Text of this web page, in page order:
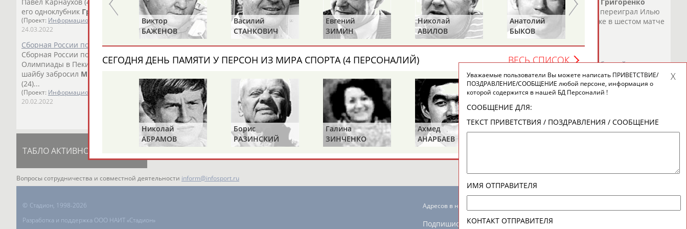
его одноклубник Григоренко отметился 100-й результативной передачей в лиге. ...
(Проект: Информационное агентство СТАДИОН)
24.03.2022
Сборная России по хоккею проиграла в финале Игр Олимпиады
Сборная России по хоккею проиграла команде Финляндии со счетом 1:2 в финале
Олимпиады в Пекине. У россиян шайбу забросил М... ...Олимпиады в Пекине. У россиян
шайбу забросил Михаил
(24)...
(Проект: Информационное агентство СТАДИОН)
20.02.2022
нашёл партнёра по звену передачей и молодой... ...снайпер без труда переиграл Илью
Коновалова. Таким образомГригоренко
и Капризов набирают очки уже в шестом матче
подряд....
(Проект: Информационное агентство СТАДИОН
16.09.2019
Хоккей. Чемпионат мира 2019. Расписание, результаты, видео, состав сборной
...Александр Елесин, Богдан Киселевич, Никита Нестеров,Михаил Сергачёв.
Нападающие: Иван Телегин, Александр... ...Сергей Андронов, Артём Анисимов, Сергей
Плотников,Михаил Григоренко , Евгений Дадонов, Илья Ковальчук, Кирилл Капризов,...
(Проект:Информационное агентство СТАДИОН
26.05.2019
ТАБЛО АКТИВНОСТИ
Вопросы сотрудничества и совместной деятельности inform@infosport.ru
© Стадион, 1998-2026
Разработка и поддержка ООО НАИТ «Стадион»
Адресов в новостной рассылке: 996
Подпишись
Анатолий
ЦАРИК
Виктор
БАЖЕНОВ
Василий
СТАНКОВИЧ
Евгений
ЗИМИН
Николай
АВИЛОВ
Анатолий
БЫКОВ
Наталья
СЕГОДНЯ ДЕНЬ ПАМЯТИ У ПЕРСОН ИЗ МИРА СПОРТА (4 ПЕРСОНАЛИЙ) ВЕСЬ СПИСОК
Николай
АБРАМОВ
Борис
РАЗИНСКИЙ
Галина
ЗИНЧЕНКО
Ахмед
АНАРБАЕВ
Уважаемые пользователи Вы можете написать ПРИВЕТСТВИЕ/
ПОЗДРАВЛЕНИЕ/СООБЩЕНИЕ любой персоне, информация о
которой содержится в нашей БД Персоналий !
СООБЩЕНИЕ ДЛЯ:
ТЕКСТ ПРИВЕТСТВИЯ / ПОЗДРАВЛЕНИЯ / СООБЩЕНИЕ
ИМЯ ОТПРАВИТЕЛЯ
КОНТАКТ ОТПРАВИТЕЛЯ